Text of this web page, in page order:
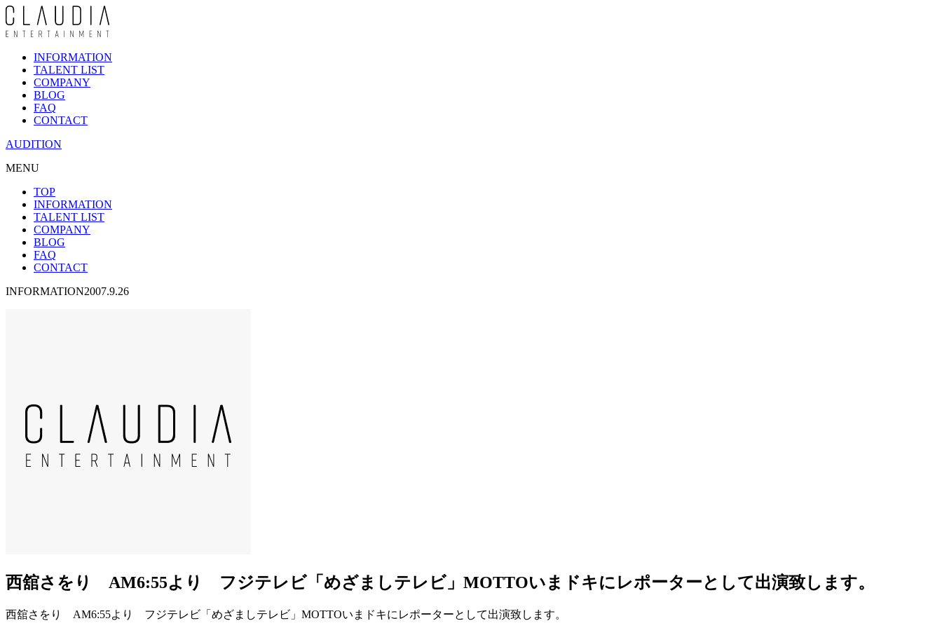
INFORMATION
TALENT LIST
COMPANY
BLOG
FAQ
CONTACT
AUDITION
MENU
TOP
INFORMATION
TALENT LIST
COMPANY
BLOG
FAQ
CONTACT
INFORMATION2007.9.26
西舘さをり AM6:55より フジテレビ「めざましテレビ」MOTTOいまドキにレポーターとして出演致します。
西舘さをり AM6:55より フジテレビ「めざましテレビ」MOTTOいまドキにレポーターとして出演致します。